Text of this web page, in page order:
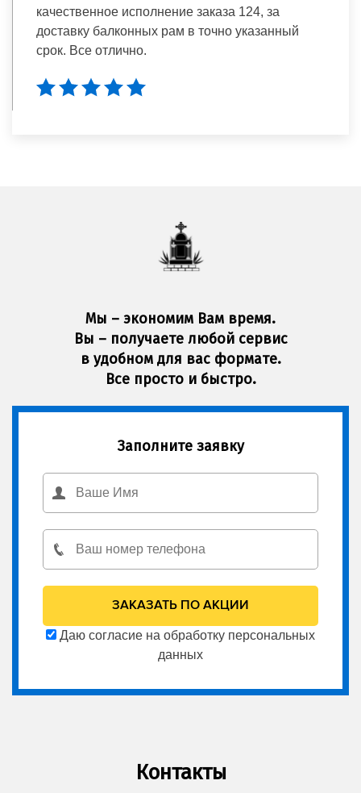
качественное исполнение заказа 124, за
доставку балконных рам в точно указанный
срок. Все отлично.
Мы – экономим Вам время.
Вы – получаете любой сервис
в удобном для вас формате.
Все просто и быстро.
Заполните заявку
Даю согласие на обработку персональных
данных
Контакты